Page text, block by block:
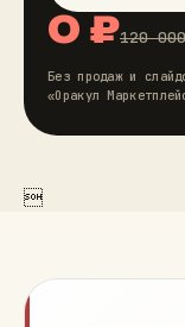
0 ₽120
Без продаж и
«Оракул
